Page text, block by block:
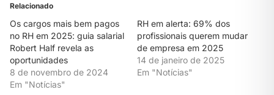
Relacionado
Os cargos mais bem pagos
no RH em 2025: guia salarial
Robert Half revela as
oportunidades
8 de novembro de 2024
Em "Notícias"
RH em alerta: 69% dos
profissionais querem mudar
de empresa em 2025
14 de janeiro de 2025
Em "Notícias"